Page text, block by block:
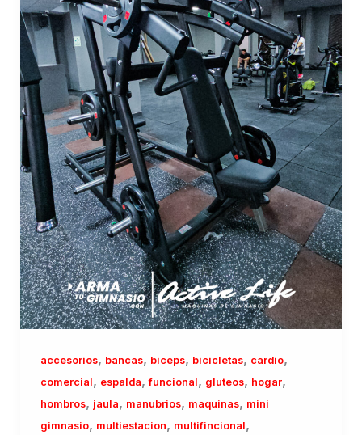
accesorios, bancas, biceps, bicicletas, cardio,
comercial, espalda,funcional, gluteos, hogar,
hombros, jaula, manubrios, maquinas, mini
gimnasio, multiestacion, multifincional,